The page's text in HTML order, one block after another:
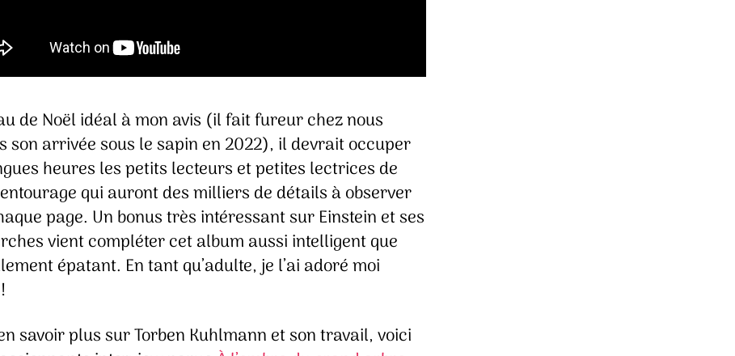
de Noël idéal à mon avis (il fait fureur chez nous
son arrivée sous le sapin en 2022), il devrait occuper
heures les petits lecteurs et petites lectrices de
qui auront des milliers de détails à observer
page. Un bonus très intéressant sur Einstein et ses
vient compléter cet album aussi intelligent que
épatant. En tant qu’adulte, je l’ai adoré moi
savoir plus sur Torben Kuhlmann et son travail, voici